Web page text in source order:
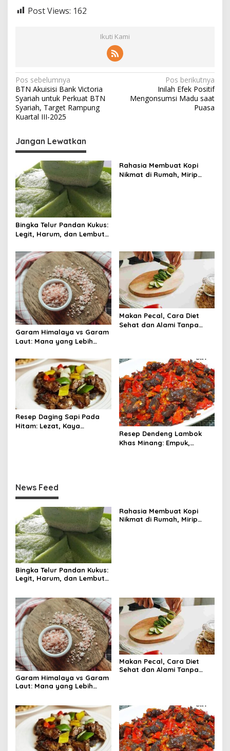
Post Views: 162
Ikuti Kami
N
a
v
g
a
i
p
o
s
Pos sebelumnya
BTN Akuisisi Bank Victoria
Syariah untuk Perkuat BTN
Syariah, Target Rampung
Kuartal III-2025
Pos berikutnya
Inilah Efek Positif
Mengonsumsi Madu saat
Puasa
Jangan Lewatkan
Bingka Telur Pandan Kukus:
Legit, Harum, dan Lembut
Rahasia Membuat Kopi
Nikmat di Rumah, Mirip
Garam Himalaya vs Garam
Laut: Mana yang Lebih
Makan Pecal, Cara Diet
Sehat dan Alami Tanpa
Resep Daging Sapi Pada
Hitam: Lezat, Kaya
Resep Dendeng Lambok
Khas Minang: Empuk,
News Feed
Bingka Telur Pandan Kukus:
Legit, Harum, dan Lembut
Rahasia Membuat Kopi
Nikmat di Rumah, Mirip
Garam Himalaya vs Garam
Laut: Mana yang Lebih
Makan Pecal, Cara Diet
Sehat dan Alami Tanpa